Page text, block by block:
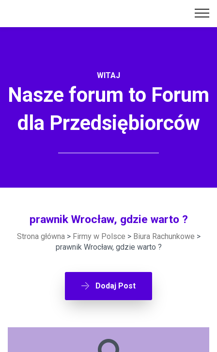
WITAJ
Nasze forum to Forum
dla Przedsiębiorców
prawnik Wrocław, gdzie warto ?
Strona główna> Firmy w Polsce > Biura Rachunkowe >
prawnik Wrocław, gdzie warto ?
Dodaj Post